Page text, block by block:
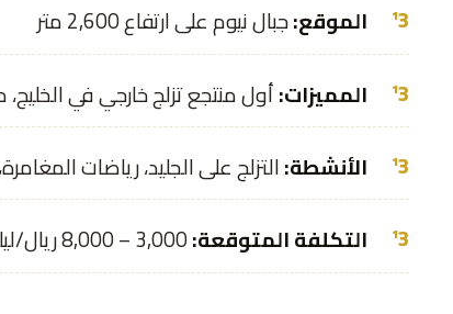
الموقع:جبال نيوم على ارتفاع 2,600 متر
المميزات:أول منتجع تزلج خارجي في
الأنشطة:التزلج على الجليد، رياضات
التكلفة المتوقعة: